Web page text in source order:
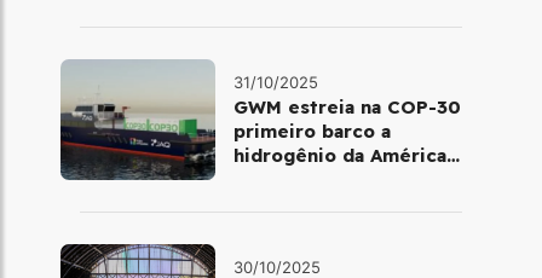
31/10/2025
GWM estreia na COP-30
primeiro barco a
hidrogênio da América
30/10/2025